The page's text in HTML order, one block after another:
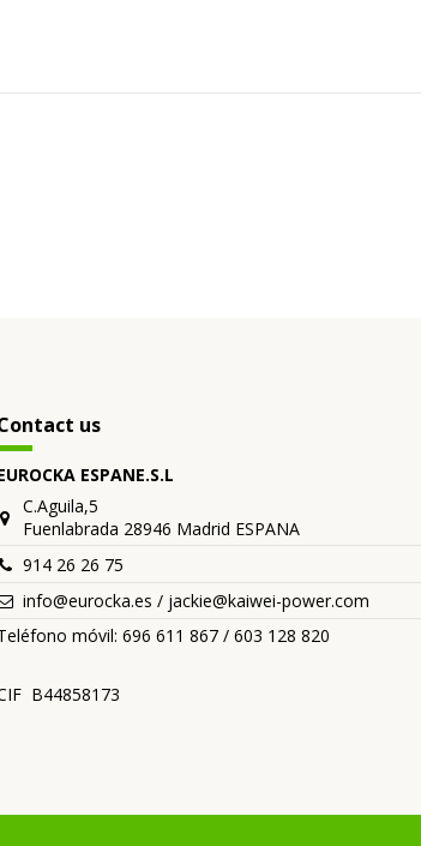
us
ESPANE.S.L
C.Aguila,5
Fuenlabrada 28946 Madrid ESPANA
914 26 26 75
info@eurocka.es / jackie@kaiwei-power.com
móvil: 696 611 867 / 603 128 820
B44858173